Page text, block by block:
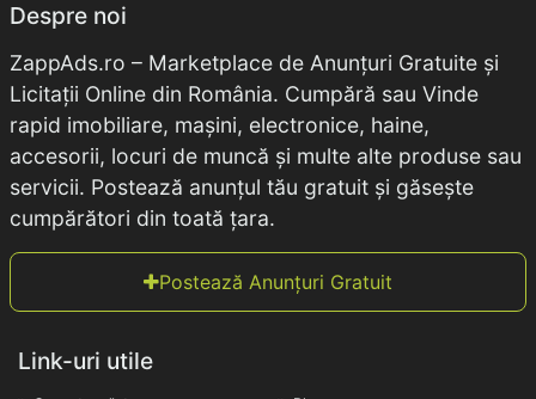
Despre noi
ZappAds.ro – Marketplace de Anunțuri Gratuite și
Licitații Online din România. Cumpără sau Vinde
rapid imobiliare, mașini, electronice, haine,
accesorii, locuri de muncă și multe alte produse sau
servicii. Postează anunțul tău gratuit și găsește
cumpărători din toată țara.
Postează Anunțuri Gratuit
Link-uri utile